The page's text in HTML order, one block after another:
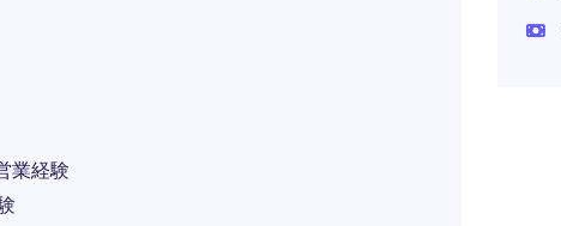
業経験